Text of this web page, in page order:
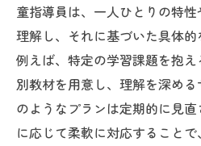
童指導員は、一人ひとりの特
理解し、それに基づいた具体的
例えば、特定の学習課題を抱
別教材を用意し、理解を深め
のようなプランは定期的に見
に応じて柔軟に対応すること